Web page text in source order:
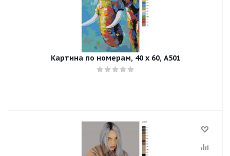
Картина по номерам, 40 x 60, A501